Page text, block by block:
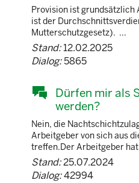
Provision ist grundsätzlich
ist der
Mutterschutzgesetz). ...
Stand:12.02.2025
Dialog:5865
Dürfen mir als
werden?
Nein, die
Arbeitgeber von sich aus
treffen.Der Arbeitgeber
Stand:25.07.2024
Dialog:42994